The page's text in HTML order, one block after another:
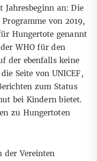
an: Die
von 2019,
Hungertote genannt
WHO für den
der ebenfalls keine
Seite von UNICEF,
zum Status
bei Kindern bietet.
zu Hungertoten
der Vereinten